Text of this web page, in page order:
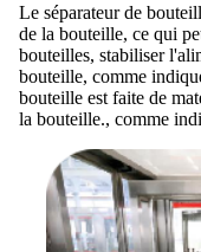
Le séparateur de
de la bouteille, ce qui
bouteilles, stabiliser
bouteille, comme
bouteille est faite de
la bouteille., comme